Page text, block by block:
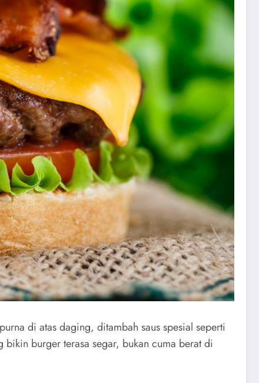
di atas daging, ditambah saus spesial seperti
bikin burger terasa segar, bukan cuma berat di